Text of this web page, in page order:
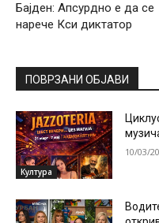
Бајден: Апсурдно е да се
нарече Кси диктатор
ПОВРЗАНИ ОБЈАВИ
Култура
10/03/